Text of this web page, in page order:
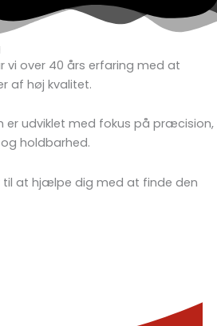
vi over 40 års erfaring med at
af høj kvalitet.
er udviklet med fokus på præcision,
holdbarhed.
til at hjælpe dig med at finde den